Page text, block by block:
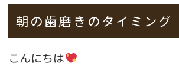
朝の歯磨きのタイミング
こんにちは